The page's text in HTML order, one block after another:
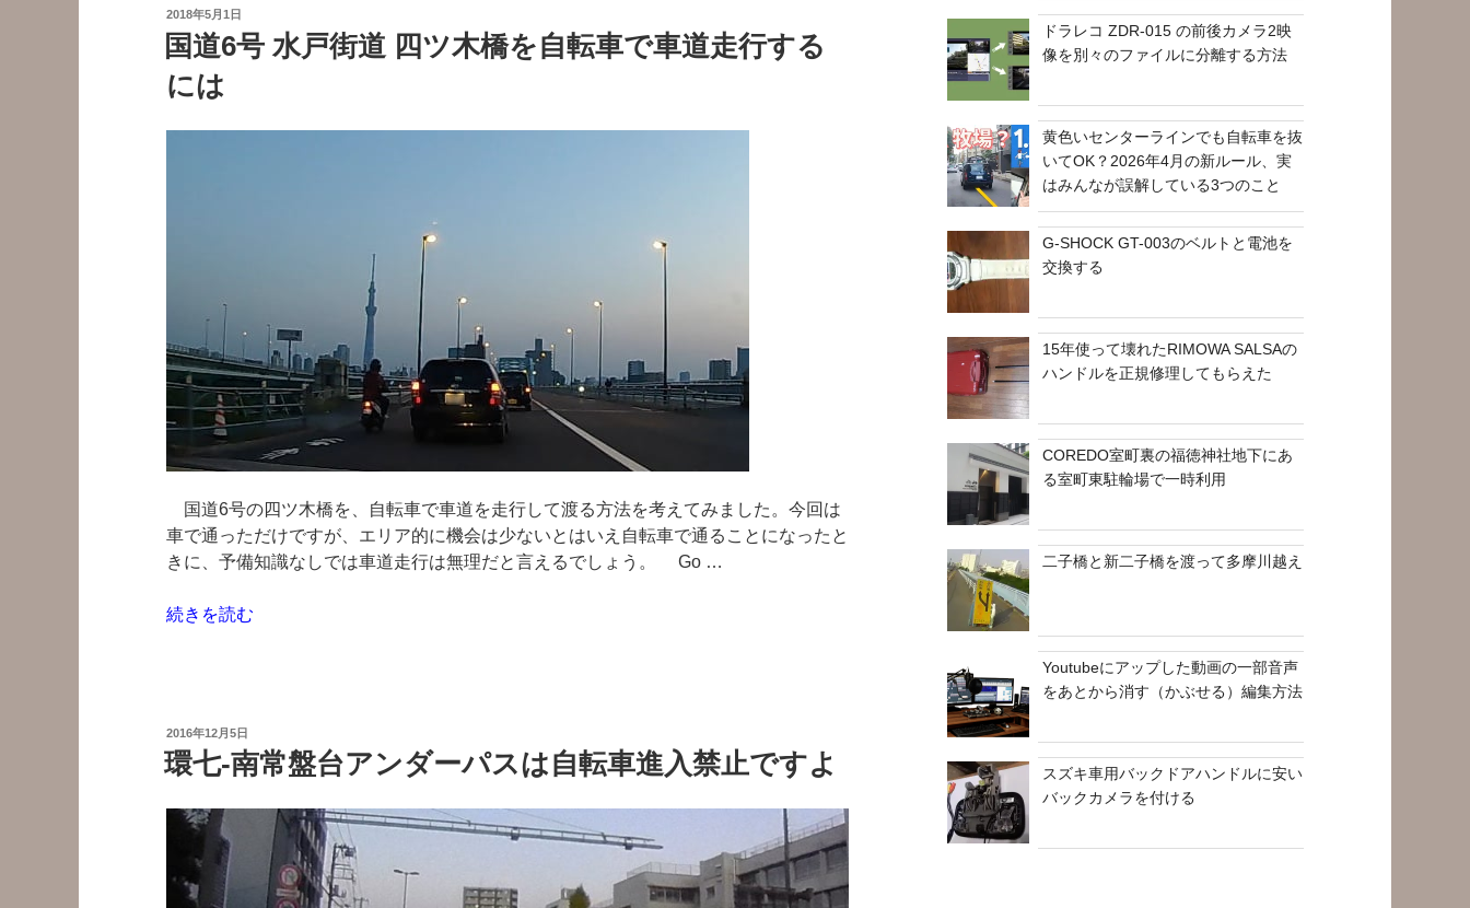
転
車
専
用
す
く
変
わ
っ
て
て
驚
い
た”
投
稿
日:
2018年5月1日
国道6号 水戸街道 四ツ木橋を自転車で車道走行する
には
国道6号の四ツ木橋を、自転車で車道を走行して渡る方法を考えてみました。今回は
車で通っただけですが、エリア的に機会は少ないとはいえ自転車で通ることになったと
きに、予備知識なしでは車道走行は無理だと言えるでしょう。 Go …
“国
街
木
続きを読む
投
稿
日:
2016年12月5日
環七-南常盤台アンダーパスは自転車進入禁止ですよ
ドラレコ ZDR-015 の前後カメラ2映
像を別々のファイルに分離する方法
黄色いセンターラインでも自転車を抜
いてOK？2026年4月の新ルール、実
はみんなが誤解している3つのこと
G-SHOCK GT-003のベルトと電池を
交換する
15年使って壊れたRIMOWA SALSAの
ハンドルを正規修理してもらえた
COREDO室町裏の福徳神社地下にあ
る室町東駐輪場で一時利用
二子橋と新二子橋を渡って多摩川越え
Youtubeにアップした動画の一部音声
をあとから消す（かぶせる）編集方法
スズキ車用バックドアハンドルに安い
バックカメラを付ける